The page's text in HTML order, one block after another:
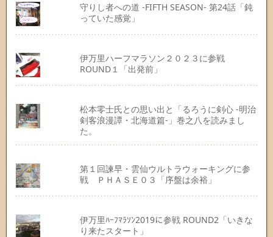
守りし者への道 -FIFTH SEASON- 第24話「鈍
っていた感覚」
伊万里ハーフマラソン２０２３に参戦
ROUND１「出発前」
松本零士氏との思い出と「るろうに剣心 -明治
剣客浪漫譚・北海道篇-」巻之八を読みまし
た。
第１回諫早・雲仙ウルトラウォーキングに参
戦 ＰＨＡＳＥ０３「序盤は余裕」
伊万里ﾊｰﾌﾏﾗｿﾝ2019に参戦 ROUND2「いきな
り来たスタート」